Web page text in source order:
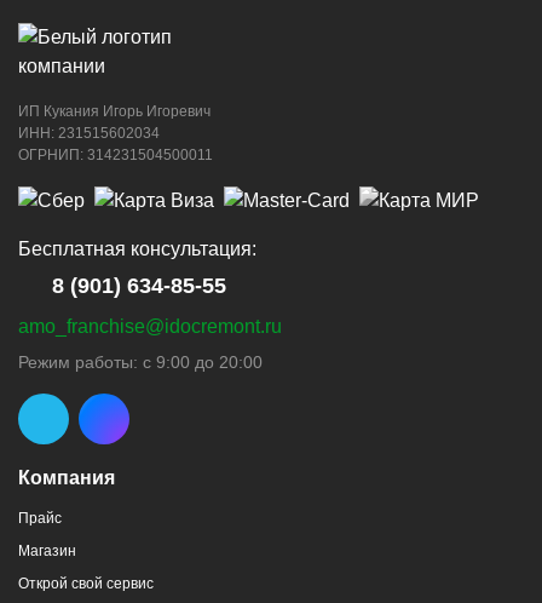
ИП Кукания Игорь Игоревич
ИНН: 231515602034
ОГРНИП: 314231504500011
Компания
Прайс
Магазин
Открой свой сервис
Бесплатная консультация:
8 (901) 634-85-55
amo_franchise@idocremont.ru
Режим работы: с 9:00 до 20:00